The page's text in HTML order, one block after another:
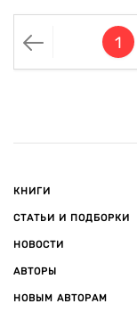
1
КНИГИ
СТАТЬИ И ПОДБОРКИ
НОВОСТИ
АВТОРЫ
НОВЫМ АВТОРАМ